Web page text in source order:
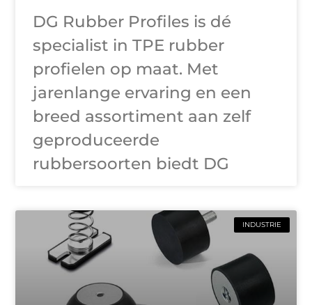
DG Rubber Profiles is dé
specialist in TPE rubber
profielen op maat. Met
jarenlange ervaring en een
breed assortiment aan zelf
geproduceerde
rubbersoorten biedt DG
INDUSTRIE